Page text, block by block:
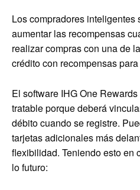
Los compradores inteligentes
aumentar las recompensas
realizar compras con una de
crédito con recompensas para
El software IHG One
tratable porque deberá
débito cuando se registre.
tarjetas adicionales más
flexibilidad. Teniendo esto en
lo futuro: